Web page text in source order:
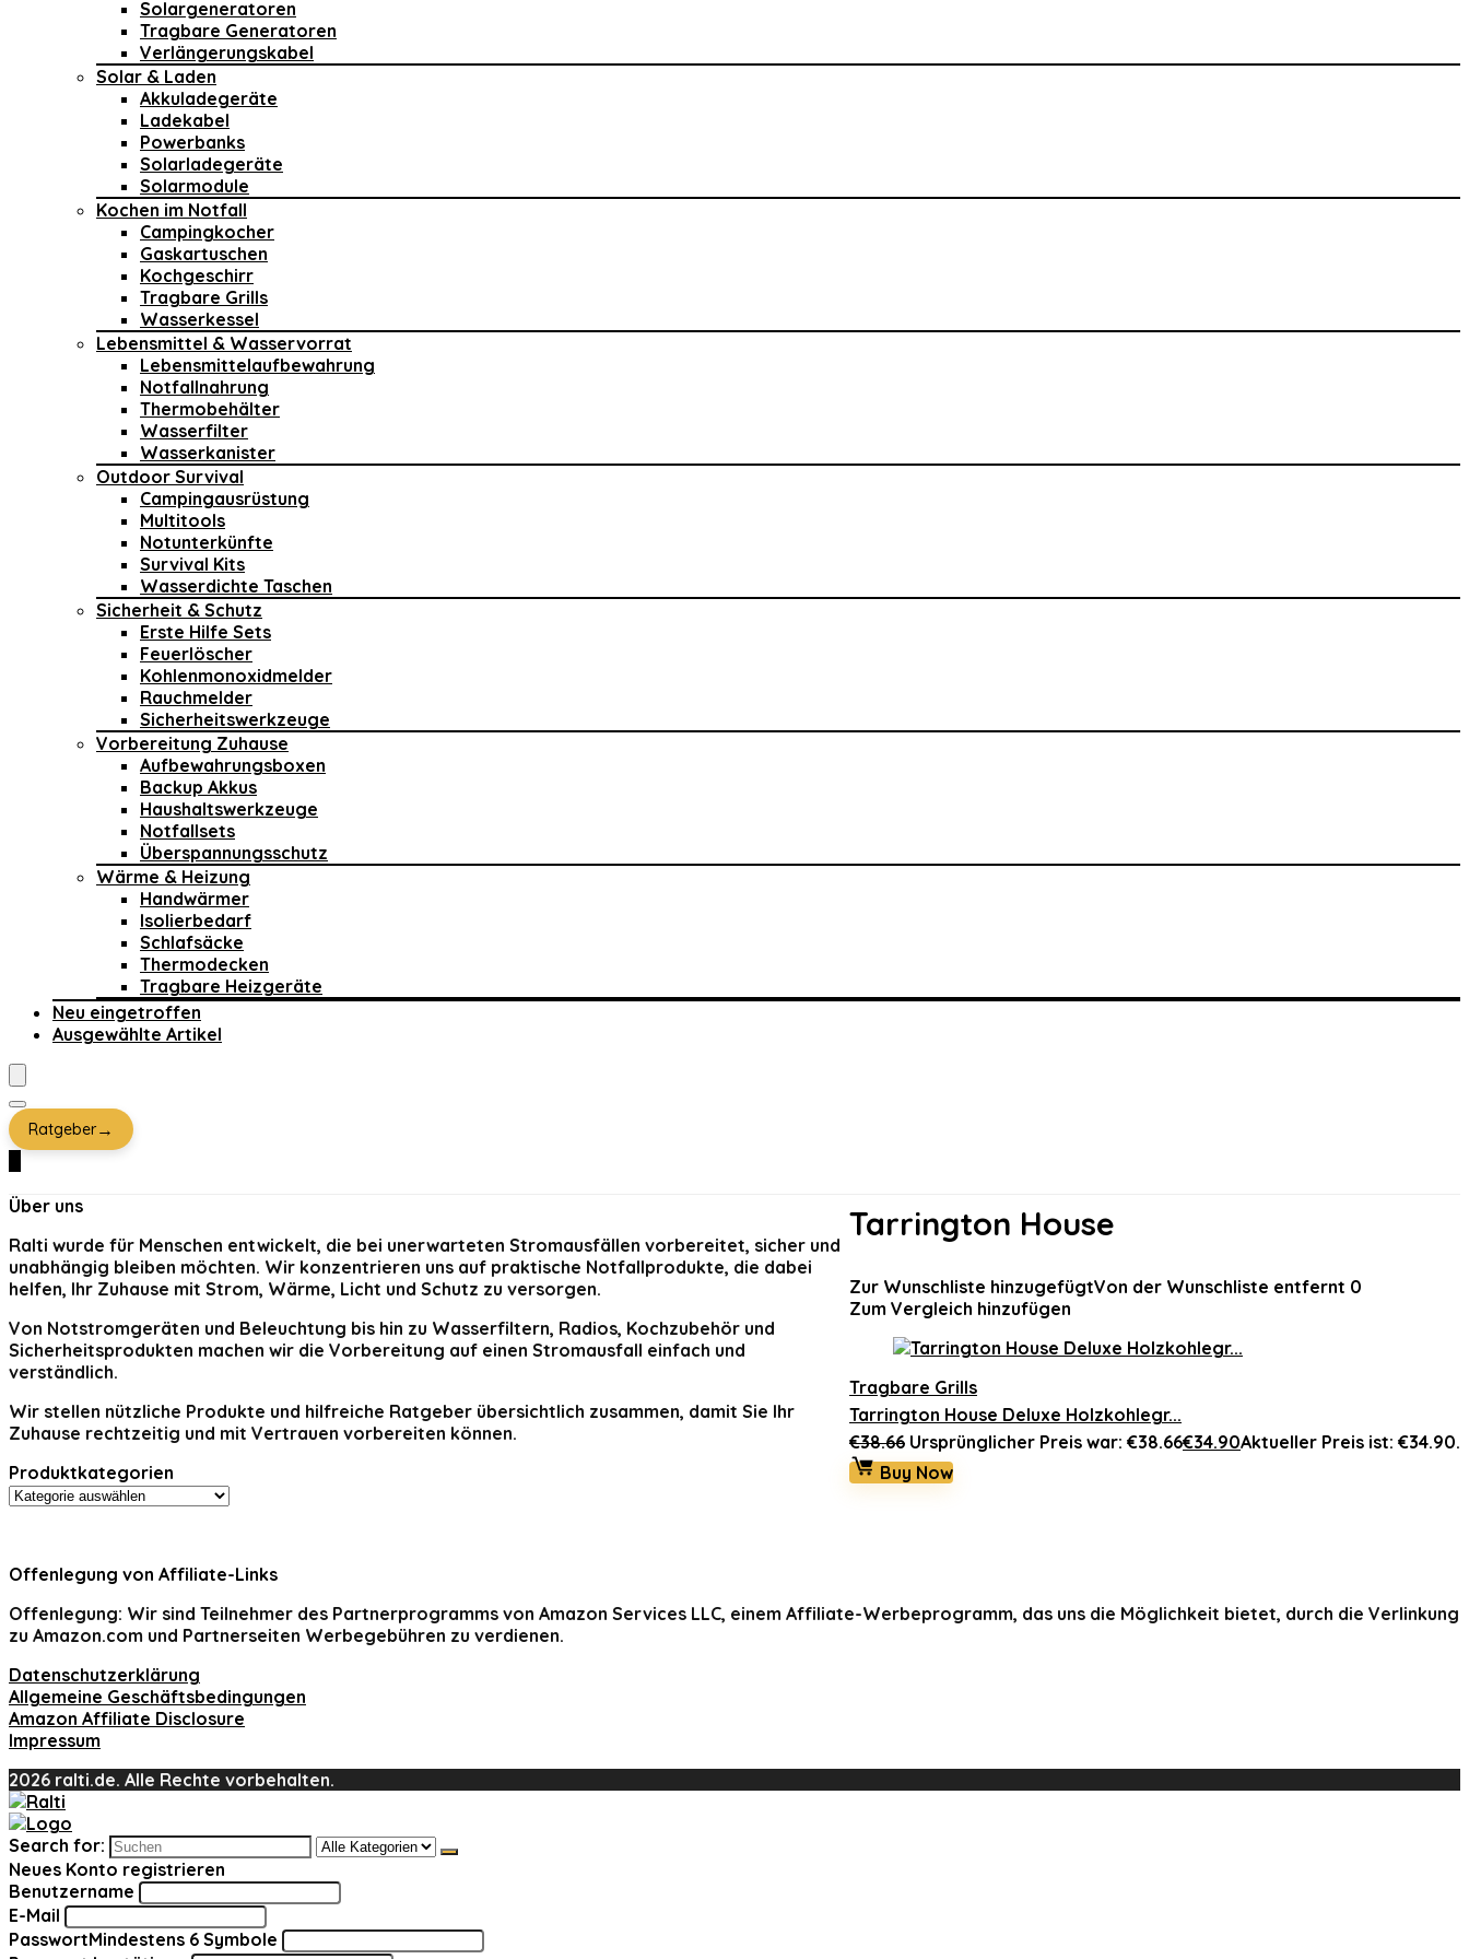
Solargeneratoren
Tragbare Generatoren
Verlängerungskabel
Solar & Laden
Akkuladegeräte
Ladekabel
Powerbanks
Solarladegeräte
Solarmodule
Kochen im Notfall
Campingkocher
Gaskartuschen
Kochgeschirr
Tragbare Grills
Wasserkessel
Lebensmittel & Wasservorrat
Lebensmittelaufbewahrung
Notfallnahrung
Thermobehälter
Wasserfilter
Wasserkanister
Outdoor Survival
Campingausrüstung
Multitools
Notunterkünfte
Survival Kits
Wasserdichte Taschen
Sicherheit & Schutz
Erste Hilfe Sets
Feuerlöscher
Kohlenmonoxidmelder
Rauchmelder
Sicherheitswerkzeuge
Vorbereitung Zuhause
Aufbewahrungsboxen
Backup Akkus
Haushaltswerkzeuge
Notfallsets
Überspannungsschutz
Wärme & Heizung
Handwärmer
Isolierbedarf
Schlafsäcke
Thermodecken
Tragbare Heizgeräte
Neu eingetroffen
Ausgewählte Artikel
Ratgeber→
Tarrington House
Zur Wunschliste hinzugefügtVon der Wunschliste entfernt 0
Zum Vergleich hinzufügen
Tragbare Grills
Tarrington House Deluxe Holzkohlegr...
€38.66 Ursprünglicher Preis war: €38.66€34.90Aktueller Preis ist: €34.90.
Buy Now
Über uns
Ralti wurde für Menschen entwickelt, die bei unerwarteten Stromausfällen vorbereitet, sicher und
unabhängig bleiben möchten. Wir konzentrieren uns auf praktische Notfallprodukte, die dabei
helfen, Ihr Zuhause mit Strom, Wärme, Licht und Schutz zu versorgen.
Von Notstromgeräten und Beleuchtung bis hin zu Wasserfiltern, Radios, Kochzubehör und
Sicherheitsprodukten machen wir die Vorbereitung auf einen Stromausfall einfach und
verständlich.
Wir stellen nützliche Produkte und hilfreiche Ratgeber übersichtlich zusammen, damit Sie Ihr
Zuhause rechtzeitig und mit Vertrauen vorbereiten können.
Produktkategorien
Offenlegung von Affiliate-Links
Offenlegung: Wir sind Teilnehmer des Partnerprogramms von Amazon Services LLC, einem Affiliate-Werbeprogramm, das uns die Möglichkeit bietet, durch die Verlinkung
zu Amazon.com und Partnerseiten Werbegebühren zu verdienen.
Datenschutzerklärung
Allgemeine Geschäftsbedingungen
Amazon Affiliate Disclosure
Impressum
2026 ralti.de. Alle Rechte vorbehalten.
Search for:
Neues Konto registrieren
Benutzername
E-Mail
PasswortMindestens 6 Symbole